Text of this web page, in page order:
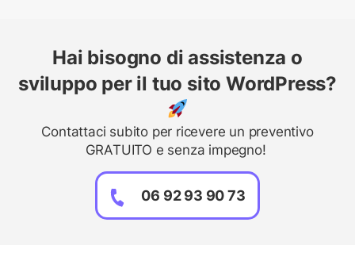
Hai bisogno di assistenza o
sviluppo per il tuo sito WordPress?
Contattaci subito per ricevere un preventivo
GRATUITO e senza impegno!
06 92 93 90 73